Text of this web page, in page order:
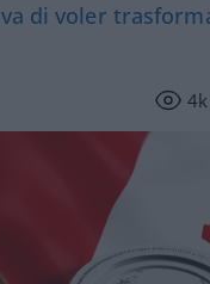
di voler
4k